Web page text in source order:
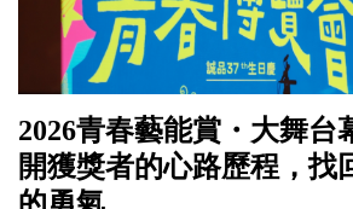
2026青春藝能賞・大舞台
開獲獎者的心路歷程，找
的勇氣